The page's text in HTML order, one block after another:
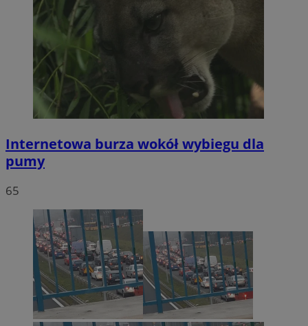
Internetowa burza wokół wybiegu dla
pumy
65